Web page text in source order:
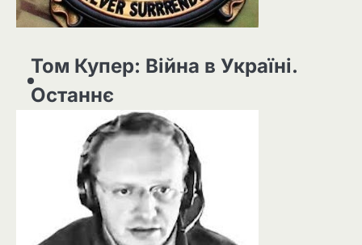
Том Купер: Війна в Україні.
Останнє